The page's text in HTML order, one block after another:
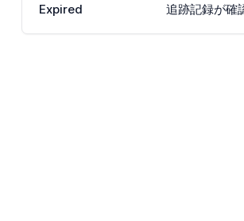
Expired 追跡記録が確